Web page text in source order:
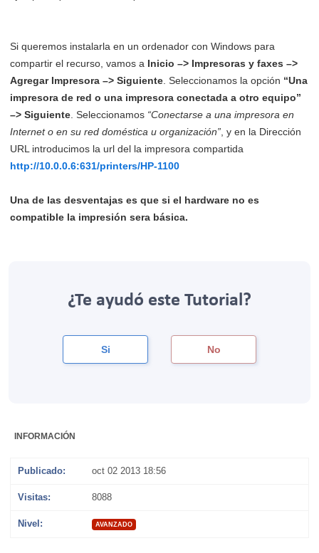
Si queremos instalarla en un ordenador con Windows para
compartir el recurso, vamos a Inicio –> Impresoras y faxes –>
Agregar Impresora –> Siguiente . Seleccionamos la opción “Una
impresora de red o una impresora conectada a otro equipo”
–> Siguiente . Seleccionamos “Conectarse a una impresora en
Internet o en su red doméstica u organización” , y en la Dirección
URL introducimos la url del la impresora compartida
http://10.0.0.6:631/printers/HP-1100
Una de las desventajas es que si el hardware no es
compatible la impresión sera básica.
¿Te ayudó este Tutorial?
Si No
INFORMACIÓN
Publicado: oct 02 2013 18:56
Visitas: 8088
Nivel: AVANZADO